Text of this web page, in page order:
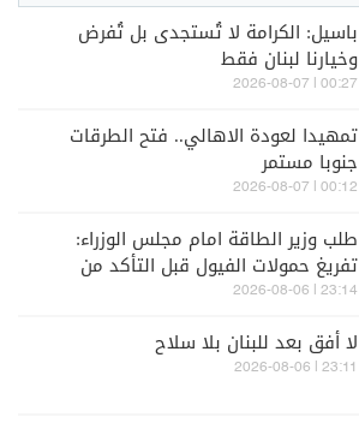
باسيل: الكرامة لا تُستجدى بل تُفرض
وخيارنا لبنان فقط
00:27 | 2026-08-07
تمهيدا لعودة الاهالي.. فتح الطرقات
جنوبا مستمر
00:12 | 2026-08-07
طلب وزير الطاقة امام مجلس الوزراء:
تفريغ حمولات الفيول قبل التأكد من
مطابقتها للمواصفات
23:14 | 2026-08-06
لا أفق بعد للبنان بلا سلاح
23:11 | 2026-08-06